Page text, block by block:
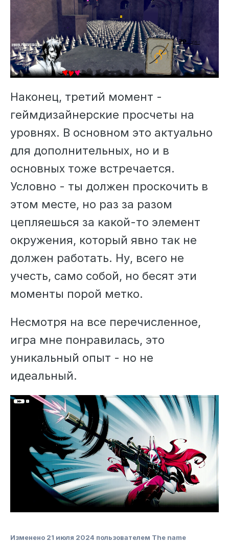
Наконец, третий момент -
геймдизайнерские просчеты на
уровнях. В основном это актуально
для дополнительных, но и в
основных тоже встречается.
Условно - ты должен проскочить в
этом месте, но раз за разом
цепляешься за какой-то элемент
окружения, который явно так не
должен работать. Ну, всего не
учесть, само собой, но бесят эти
моменты порой метко.
Несмотря на все перечисленное,
игра мне понравилась, это
уникальный опыт - но не
идеальный.
Изменено 21 июля 2024 пользователем The name